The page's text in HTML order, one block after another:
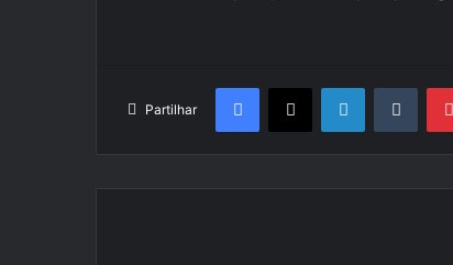
Partilhar
Facebook
X LinkedIn